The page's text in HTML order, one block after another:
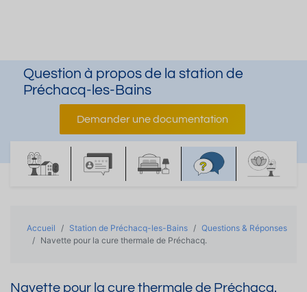
Question à propos de la station de
Préchacq-les-Bains
Demander une documentation
Accueil Station de Préchacq-les-Bains
Questions & Réponses
Navette pour la cure thermale de Préchacq.
Navette pour la cure thermale de Préchacq.